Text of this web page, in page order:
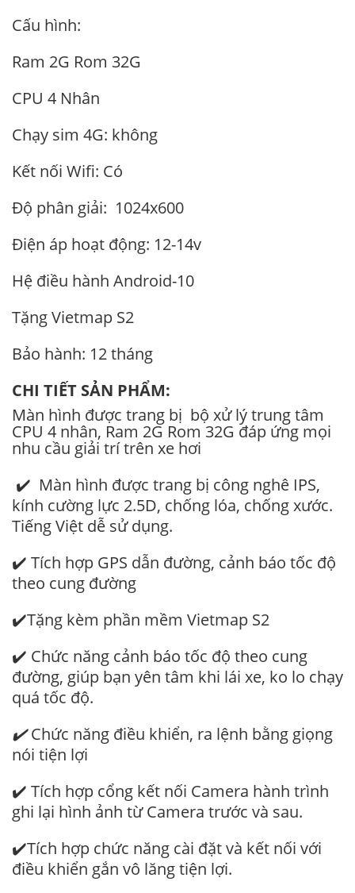
Cấu hình:
Ram 2G Rom 32G
CPU 4 Nhân
Chạy sim 4G: không
Kết nối Wifi: Có
Độ phân giải: 1024x600
Điện áp hoạt động: 12-14v
Hệ điều hành Android-10
Tặng Vietmap S2
Bảo hành: 12 tháng
CHI TIẾT SẢN PHẨM:
Màn hình được trang bị bộ xử lý trung tâm
CPU 4 nhân, Ram 2G Rom 32G đáp ứng mọi
nhu cầu giải trí trên xe hơi
✔️ Màn hình được trang bị công nghê IPS,
kính cường lực 2.5D, chống lóa, chống xước.
Tiếng Việt dễ sử dụng.
✔️ Tích hợp GPS dẫn đường, cảnh báo tốc độ
theo cung đường
✔️Tặng kèm phần mềm Vietmap S2
✔️ Chức năng cảnh báo tốc độ theo cung
đường, giúp bạn yên tâm khi lái xe, ko lo chạy
quá tốc độ.
✔️Chức năng điều khiển, ra lệnh bằng giọng
nói tiện lợi
✔️ Tích hợp cổng kết nối Camera hành trình
ghi lại hình ảnh từ Camera trước và sau.
✔️Tích hợp chức năng cài đặt và kết nối với
điều khiển gắn vô lăng tiện lợi.